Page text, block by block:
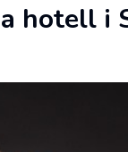
hotell i